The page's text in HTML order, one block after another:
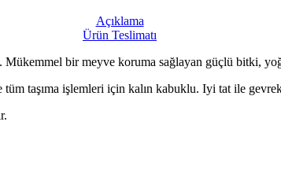
Açıklama
Ürün Teslimatı
bir meyve koruma sağlayan güçlü bitki,
taşıma işlemleri için kalın kabuklu. Iyi tat ile